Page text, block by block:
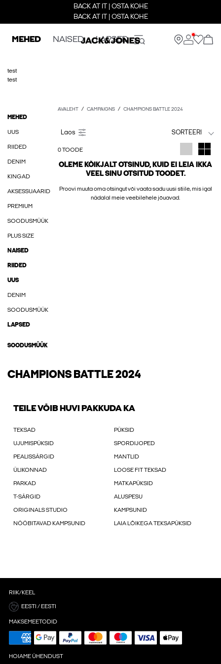
BACK AT IT | OSTA KOHE
BACK AT IT | OSTA KOHE
MEHED NAISED LAPSED
test
test
MEHED
UUS
RIIDED
DENIM
KINGAD
AKSESSUAARID
PREMIUM
SOODUSMÜÜK
PLUS SIZE
NAISED
RIIDED
UUS
DENIM
SOODUSMÜÜK
LAPSED
SOODUSMÜÜK
AVALEHT CAMPAIGNS CHAMPIONS BATTLE 2024
SORTEERI
0 TOODE
OLEME KÕIKJALT OTSINUD, KUID EI LEIA IKKA
VEEL SINU OTSITUD TOODET.
Proovi muuta oma otsingut või vaata sadu uusi stiile, mis igal
nädalal meie veebilehele jõuavad.
CHAMPIONS BATTLE 2024
TEILE VÕIB HUVI PAKKUDA KA
TEKSAD PÜKSID
UJUMISPÜKSID SPORDIJOPED
PEALISSÄRGID MANTLID
ÜLIKONNAD LOOSE FIT TEKSAD
PARKAD MATKAPÜKSID
T-SÄRGID ALUSPESU
ORIGINALS STUDIO KAMPSUNID
NÖÖBITAVAD KAMPSUNID LAIA LÕIKEGA TEKSAPÜKSID
RIIK/KEEL
EESTI / EESTI
MAKSEMEETODID
HOIAME ÜHENDUST